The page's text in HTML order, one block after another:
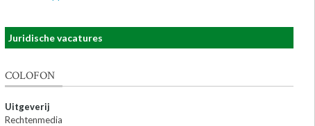
Juridische vacatures
COLOFON
Uitgeverij
Rechtenmedia